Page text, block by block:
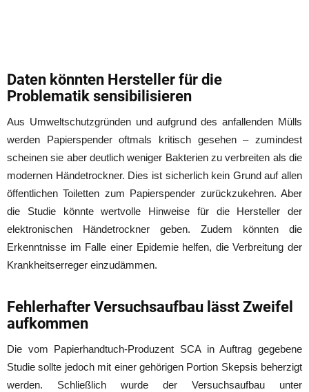
Daten könnten Hersteller für die
Problematik sensibilisieren
Aus Umweltschutzgründen und aufgrund des anfallenden Mülls
werden Papierspender oftmals kritisch gesehen – zumindest
scheinen sie aber deutlich weniger Bakterien zu verbreiten als die
modernen Händetrockner. Dies ist sicherlich kein Grund auf allen
öffentlichen Toiletten zum Papierspender zurückzukehren. Aber
die Studie könnte wertvolle Hinweise für die Hersteller der
elektronischen Händetrockner geben. Zudem könnten die
Erkenntnisse im Falle einer Epidemie helfen, die Verbreitung der
Krankheitserreger einzudämmen.
Fehlerhafter Versuchsaufbau lässt Zweifel
aufkommen
Die vom Papierhandtuch-Produzent SCA in Auftrag gegebene
Studie sollte jedoch mit einer gehörigen Portion Skepsis beherzigt
werden. Schließlich wurde der Versuchsaufbau unter